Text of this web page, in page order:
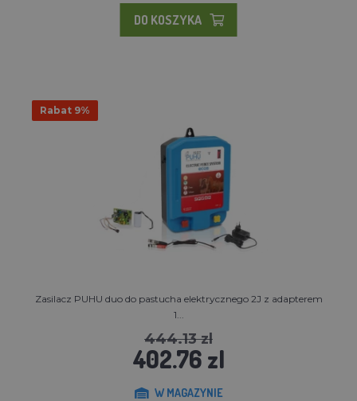
DO KOSZYKA
Rabat 9%
Zasilacz PUHU duo do pastucha elektrycznego 2J z adapterem
1...
444.13 zl
402.76 zl
W MAGAZYNIE